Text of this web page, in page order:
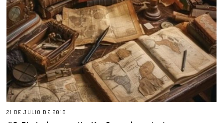
21 DE JULIO DE 2016